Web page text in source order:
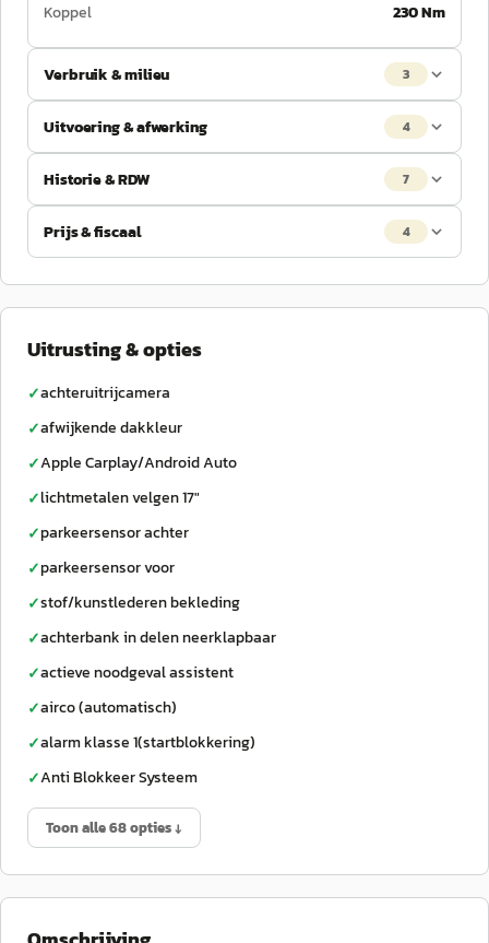
Koppel
230 Nm
Verbruik & milieu 3
Uitvoering & afwerking 4
Historie & RDW 7
Prijs & fiscaal 4
Uitrusting & opties
✓achteruitrijcamera
✓afwijkende dakkleur
✓Apple Carplay/Android Auto
✓lichtmetalen velgen 17"
✓parkeersensor achter
✓parkeersensor voor
✓stof/kunstlederen bekleding
✓achterbank in delen neerklapbaar
✓actieve noodgeval assistent
✓airco (automatisch)
✓alarm klasse 1(startblokkering)
✓Anti Blokkeer Systeem
Toon alle 68 opties ↓